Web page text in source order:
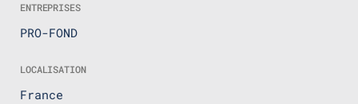
ENTREPRISES
PRO-FOND
LOCALISATION
France